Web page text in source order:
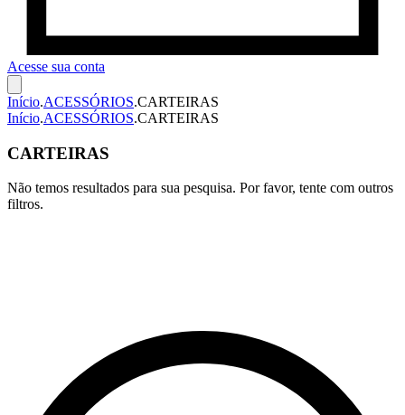
Acesse sua conta
Início.ACESSÓRIOS.CARTEIRAS
Início.ACESSÓRIOS.CARTEIRAS
CARTEIRAS
Não temos resultados para sua pesquisa. Por favor, tente com outros
filtros.